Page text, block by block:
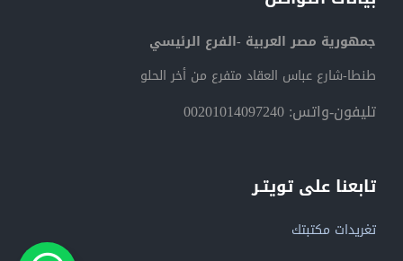
جمهورية مصر العربية -الفرع الرئيسي
طنطا-شارع عباس العقاد متفرع من أخر الحلو
تليفون-واتس: 00201014097240
تابعنا على تويتـر
تغريدات مكتبتك